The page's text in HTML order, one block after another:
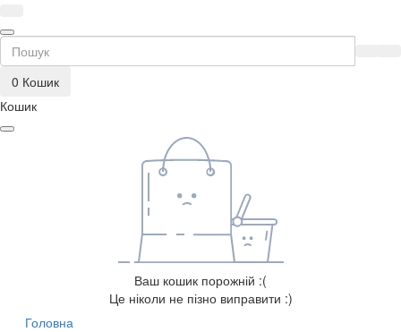
0 Кошик
Кошик
Ваш кошик порожній :(
Це ніколи не пізно виправити :)
Головна